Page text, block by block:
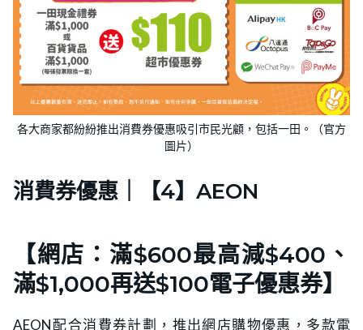
各大商家都紛紛推出消費券優惠吸引市民光顧，包括一田。（官方
圖片）
消費券優惠｜【4】AEON
【網店：滿$600最高減$400、
滿$1,000再送$100電子優惠券】
AEON配合消費券計劃，推出網店購物優惠，多款電